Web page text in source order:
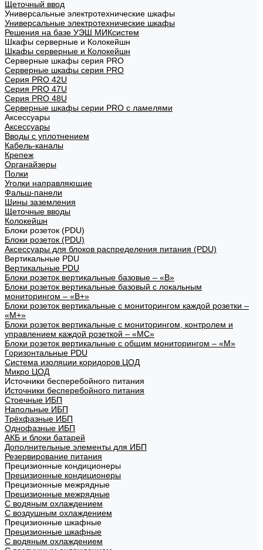
Щеточный ввод
Универсальные электротехнические шкафы
Универсальные электротехнические шкафы
Решения на базе УЭШ МИКсистем
Шкафы серверные и Колокейшн
Шкафы серверные и Колокейшн
Серверные шкафы серия PRO
Серверные шкафы серия PRO
Серия PRO 42U
Серия PRO 47U
Серия PRO 48U
Серверные шкафы серии PRO с ламелями
Аксессуары
Аксессуары
Вводы с уплотнением
Кабель-каналы
Крепеж
Органайзеры
Полки
Уголки направляющие
Фальш-панели
Шины заземления
Щеточные вводы
Колокейшн
Блоки розеток (PDU)
Блоки розеток (PDU)
Аксессуары для блоков распределения питания (PDU)
Вертикальные PDU
Вертикальные PDU
Блоки розеток вертикальные базовые – «В»
Блоки розеток вертикальные базовый с локальным
мониторингом – «В+»
Блоки розеток вертикальные с мониторингом каждой розетки –
«М+»
Блоки розеток вертикальные с мониторингом, контролем и
управлением каждой розеткой – «МС»
Блоки розеток вертикальные с общим мониторингом – «М»
Горизонтальные PDU
Система изоляции коридоров ЦОД
Микро ЦОД
Источники бесперебойного питания
Источники бесперебойного питания
Стоечные ИБП
Напольные ИБП
Трёхфазные ИБП
Однофазные ИБП
АКБ и блоки батарей
Дополнительные элементы для ИБП
Резервирование питания
Прецизионные кондиционеры
Прецизионные кондиционеры
Прецизионные межрядные
Прецизионные межрядные
С водяным охлаждением
С воздушным охлаждением
Прецизионные шкафные
Прецизионные шкафные
С водяным охлаждением